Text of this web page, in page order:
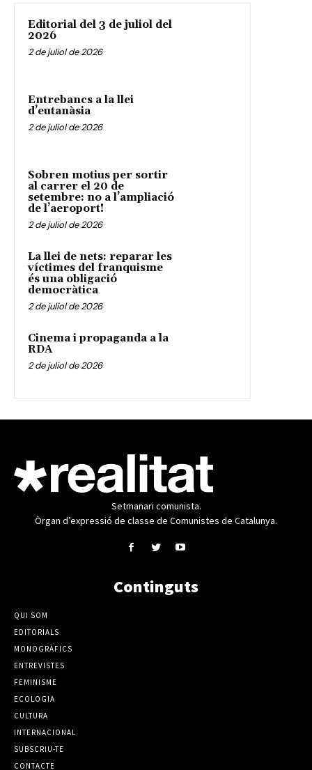
Editorial del 3 de juliol del
2026
2 de juliol de 2026
Entrebancs a la llei
d’eutanàsia
2 de juliol de 2026
Sobren motius per sortir
al carrer el 20 de
setembre: no a l’ampliació
de l’aeroport!
2 de juliol de 2026
La llei de nets: reparar les
víctimes del franquisme
és una obligació
democràtica
2 de juliol de 2026
Cinema i propaganda a la
RDA
2 de juliol de 2026
Setmanari comunista.
Òrgan d’expressió de classe de Comunistes de Catalunya.
Continguts
QUI SOM
EDITORIALS
MONOGRÀFICS
ENTREVISTES
FEMINISME
ECOLOGIA
CULTURA
INTERNACIONAL
SUBSCRIU-TE
CONTACTE